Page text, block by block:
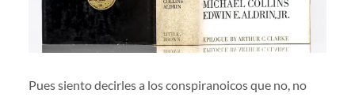
Pues siento decirles a los conspiranoicos que no, no